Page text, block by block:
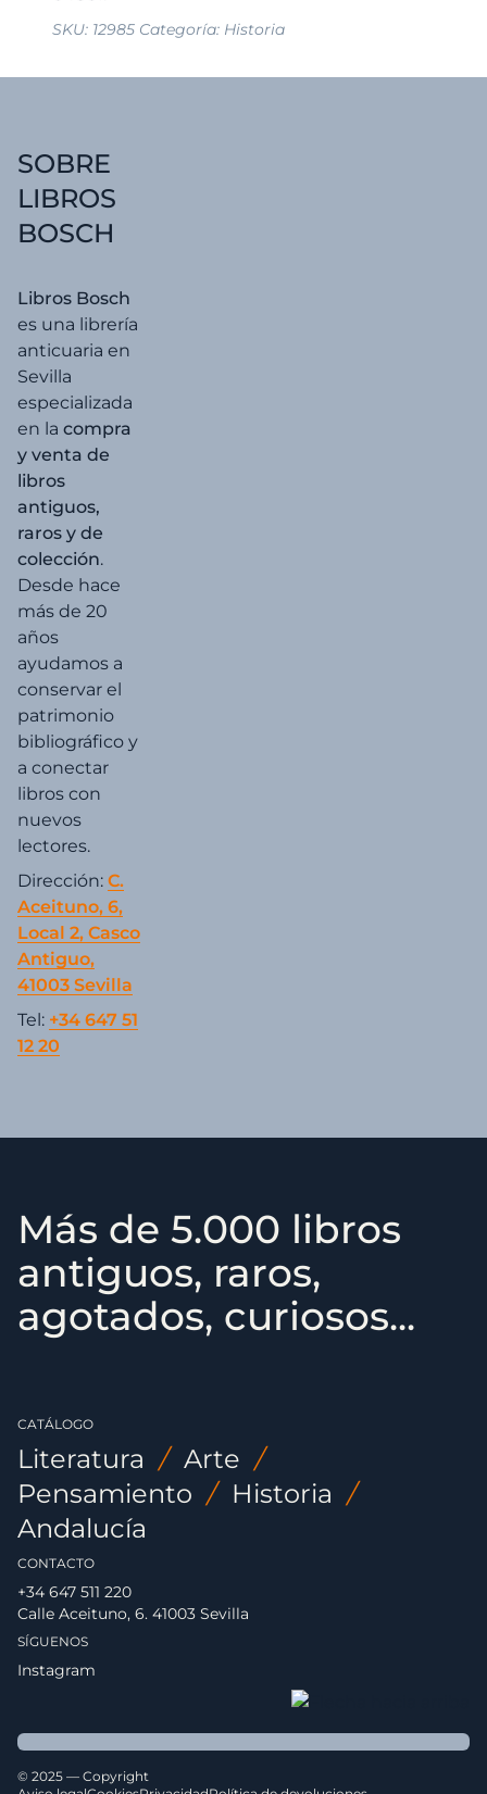
SKU: 12985 Categoría: Historia
SOBRE
LIBROS
BOSCH
Libros Bosch
es una librería
anticuaria en
Sevilla
especializada
en la compra
y venta de
libros
antiguos,
raros y de
colección.
Desde hace
más de 20
años
ayudamos a
conservar el
patrimonio
bibliográfico y
a conectar
libros con
nuevos
lectores.
Dirección: C.
Aceituno, 6,
Local 2, Casco
Antiguo,
41003 Sevilla
Tel: +34 647 51
12 20
Más de 5.000 libros
antiguos, raros,
agotados, curiosos...
CATÁLOGO
Literatura / Arte /
Pensamiento / Historia /
Andalucía
CONTACTO
+34 647 511 220
Calle Aceituno, 6. 41003 Sevilla
SÍGUENOS
Instagram
© 2025 — Copyright